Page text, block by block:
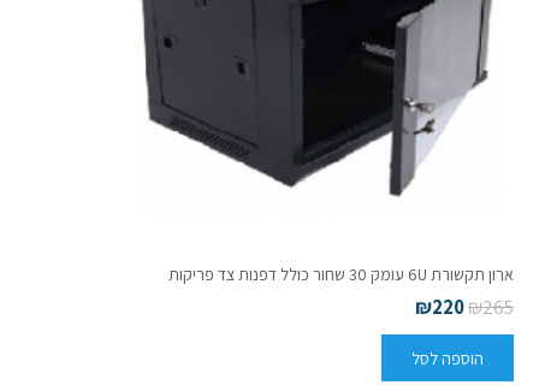
ארון תקשורת 6U עומק 30 שחור כולל דפנות צד פריקות
₪265
₪220
הוספה לסל